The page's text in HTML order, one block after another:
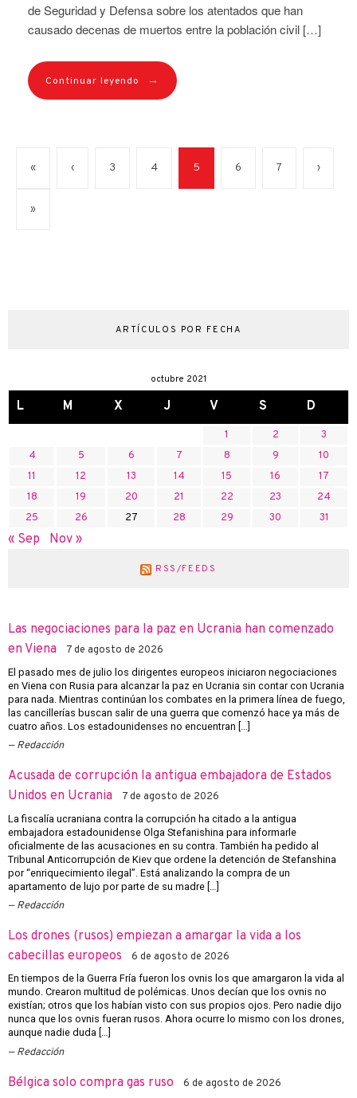
de Seguridad y Defensa sobre los atentados que han
causado decenas de muertos entre la población civil […]
Continuar leyendo →
« ‹ 3 4 5 6 7 ›
»
ARTÍCULOS POR FECHA
octubre 2021
L M X J V S D
1 2
3
4
5 6 7 8 9
10
11
12 13 14 15 16
17
18
19 20 21 22 23
24
25
26 27 28 29 30 31
« Sep Nov »
RSS/FEEDS
Las negociaciones para la paz en Ucrania han comenzado
en Viena
7 de agosto de 2026
El pasado mes de julio los dirigentes europeos iniciaron negociaciones
en Viena con Rusia para alcanzar la paz en Ucrania sin contar con Ucrania
para nada. Mientras continúan los combates en la primera línea de fuego,
las cancillerías buscan salir de una guerra que comenzó hace ya más de
cuatro años. Los estadounidenses no encuentran […]
Redacción
Acusada de corrupción la antigua embajadora de Estados
Unidos en Ucrania
7 de agosto de 2026
La fiscalía ucraniana contra la corrupción ha citado a la antigua
embajadora estadounidense Olga Stefanishina para informarle
oficialmente de las acusaciones en su contra. También ha pedido al
Tribunal Anticorrupción de Kiev que ordene la detención de Stefanshina
por “enriquecimiento ilegal”. Está analizando la compra de un
apartamento de lujo por parte de su madre […]
Redacción
Los drones (rusos) empiezan a amargar la vida a los
cabecillas europeos
6 de agosto de 2026
En tiempos de la Guerra Fría fueron los ovnis los que amargaron la vida al
mundo. Crearon multitud de polémicas. Unos decían que los ovnis no
existían; otros que los habían visto con sus propios ojos. Pero nadie dijo
nunca que los ovnis fueran rusos. Ahora ocurre lo mismo con los drones,
aunque nadie duda […]
Redacción
Bélgica solo compra gas ruso 6 de agosto de 2026